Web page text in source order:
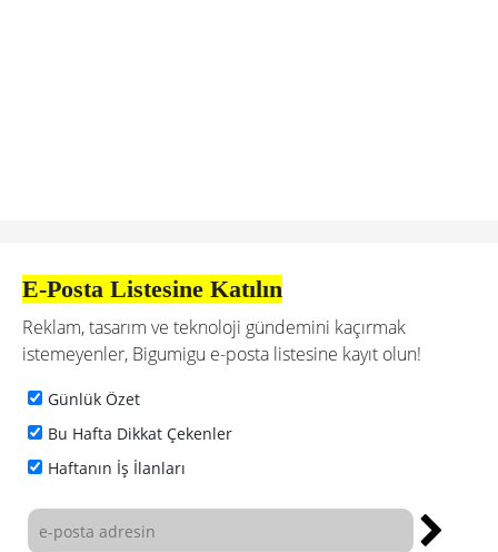
E-Posta Listesine Katılın
Reklam, tasarım ve teknoloji gündemini kaçırmak
istemeyenler, Bigumigu e-posta listesine kayıt olun!
Günlük Özet
Bu Hafta Dikkat Çekenler
Haftanın İş İlanları